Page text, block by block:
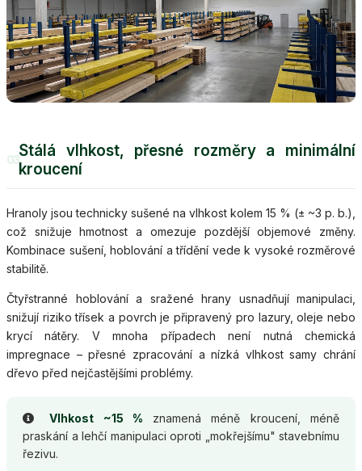
03Stálá vlhkost, přesné rozměry a minimální
kroucení
Hranoly jsou technicky sušené na vlhkost kolem 15 % (± ~3 p. b.),
což snižuje hmotnost a omezuje pozdější objemové změny.
Kombinace sušení, hoblování a třídění vede k vysoké rozměrové
stabilitě.
Čtyřstranné hoblování a sražené hrany usnadňují manipulaci,
snižují riziko třísek a povrch je připravený pro lazury, oleje nebo
krycí nátěry. V mnoha případech není nutná chemická
impregnace – přesné zpracování a nízká vlhkost samy chrání
dřevo před nejčastějšími problémy.
Vlhkost ~15 % znamená méně kroucení, méně
praskání a lehčí manipulaci oproti „mokřejšímu" stavebnímu
řezivu.